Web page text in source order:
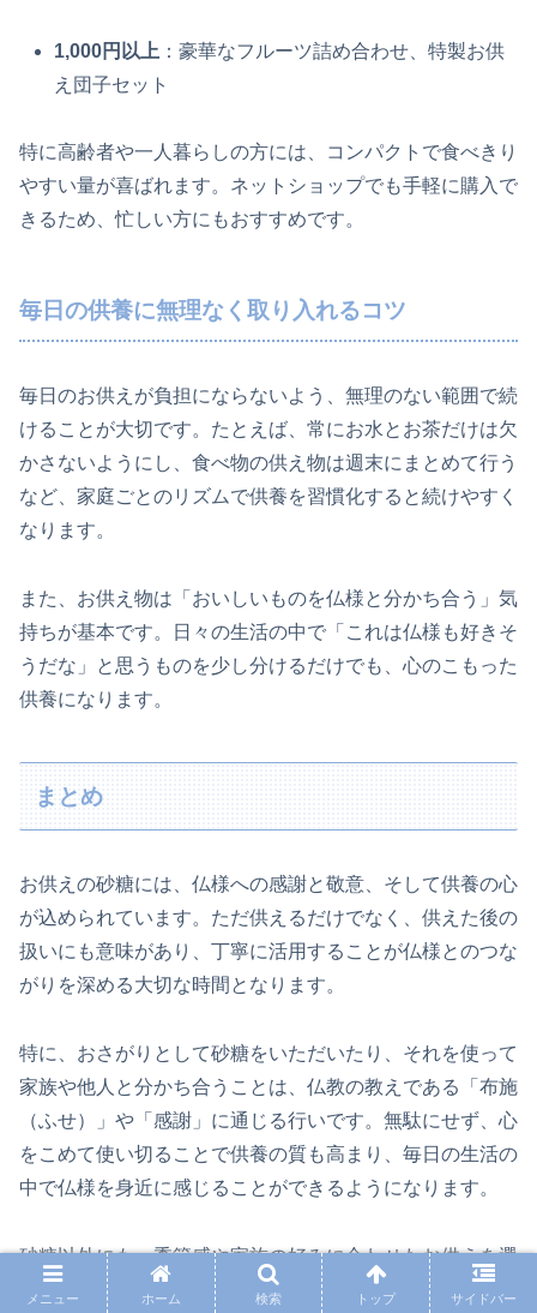
1,000円以上 ：豪華なフルーツ詰め合わせ、特製お供
え団子セット
特に高齢者や一人暮らしの方には、コンパクトで食べきり
やすい量が喜ばれます。ネットショップでも手軽に購入で
きるため、忙しい方にもおすすめです。
毎日の供養に無理なく取り入れるコツ
毎日のお供えが負担にならないよう、無理のない範囲で続
けることが大切です。たとえば、常にお水とお茶だけは欠
かさないようにし、食べ物の供え物は週末にまとめて行う
など、家庭ごとのリズムで供養を習慣化すると続けやすく
なります。
また、お供え物は「おいしいものを仏様と分かち合う」気
持ちが基本です。日々の生活の中で「これは仏様も好きそ
うだな」と思うものを少し分けるだけでも、心のこもった
供養になります。
まとめ
お供えの砂糖には、仏様への感謝と敬意、そして供養の心
が込められています。ただ供えるだけでなく、供えた後の
扱いにも意味があり、丁寧に活用することが仏様とのつな
がりを深める大切な時間となります。
特に、おさがりとして砂糖をいただいたり、それを使って
家族や他人と分かち合うことは、仏教の教えである「布施
（ふせ）」や「感謝」に通じる行いです。無駄にせず、心
をこめて使い切ることで供養の質も高まり、毎日の生活の
中で仏様を身近に感じることができるようになります。
砂糖以外にも、季節感や家族の好みに合わせたお供えを選
ぶ工夫を取り入れることで、無理なく続けられる供養のス
メニュー ホーム 検索 トップ サイドバー